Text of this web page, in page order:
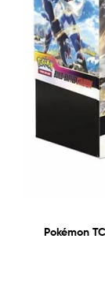
Pokémon